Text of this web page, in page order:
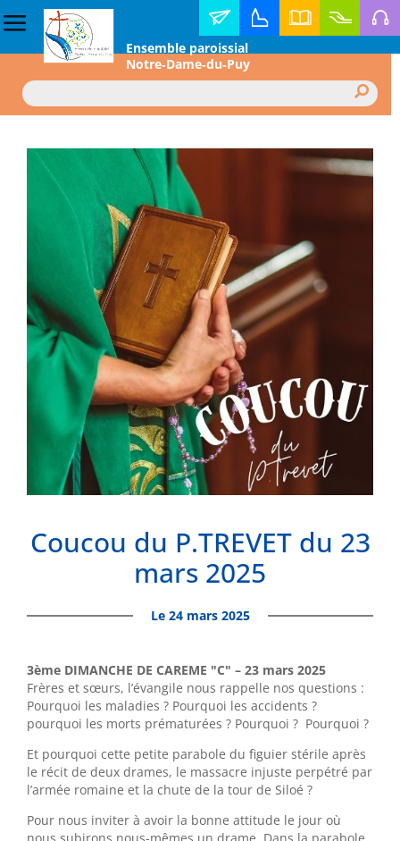
Ensemble paroissial
Notre‑Dame‑du‑Puy
ContactHoraire
des
messes
Annuaire
diocésain
Faire
un
Rechercher :
Coucou du P.TREVET du 23
mars 2025
Le 24 mars 2025
3ème DIMANCHE DE CAREME "C" – 23 mars 2025
Frères et sœurs, l’évangile nous rappelle nos questions :
Pourquoi les maladies ? Pourquoi les accidents ?
pourquoi les morts prématurées ? Pourquoi ? Pourquoi ?
Et pourquoi cette petite parabole du figuier stérile après
le récit de deux drames, le massacre injuste perpétré par
l’armée romaine et la chute de la tour de Siloé ?
Pour nous inviter à avoir la bonne attitude le jour où